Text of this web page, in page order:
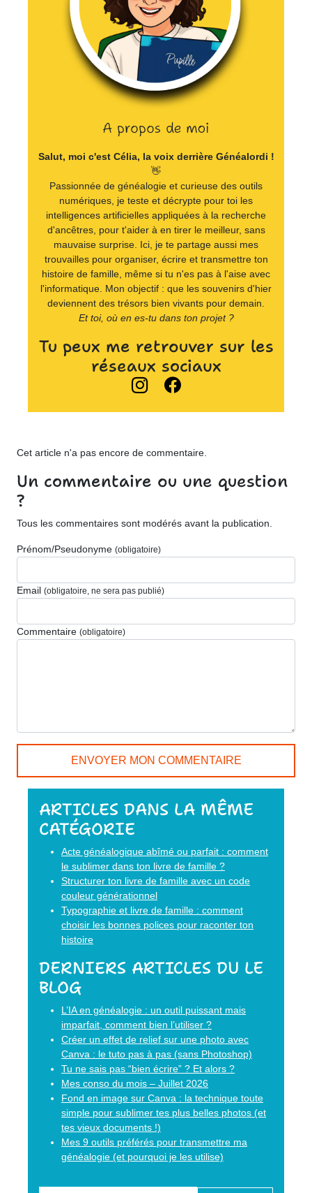
A propos de moi
Salut, moi c'est Célia, la voix derrière Généalordi !
👋
Passionnée de généalogie et curieuse des outils
numériques, je teste et décrypte pour toi les
intelligences artificielles appliquées à la recherche
d'ancêtres, pour t'aider à en tirer le meilleur, sans
mauvaise surprise. Ici, je te partage aussi mes
trouvailles pour organiser, écrire et transmettre ton
histoire de famille, même si tu n'es pas à l'aise avec
l'informatique. Mon objectif : que les souvenirs d'hier
deviennent des trésors bien vivants pour demain.
Et toi, où en es-tu dans ton projet ?
Tu peux me retrouver sur les
réseaux sociaux
Cet article n'a pas encore de commentaire.
Un commentaire ou une question
?
Tous les commentaires sont modérés avant la publication.
Prénom/Pseudonyme (obligatoire)
Email (obligatoire, ne sera pas publié)
Commentaire (obligatoire)
ARTICLES DANS LA MÊME
CATÉGORIE
Acte généalogique abîmé ou parfait : comment
le sublimer dans ton livre de famille ?
Structurer ton livre de famille avec un code
couleur générationnel
Typographie et livre de famille : comment
choisir les bonnes polices pour raconter ton
histoire
DERNIERS ARTICLES DU LE
BLOG
L’IA en généalogie : un outil puissant mais
imparfait, comment bien l’utiliser ?
Créer un effet de relief sur une photo avec
Canva : le tuto pas à pas (sans Photoshop)
Tu ne sais pas “bien écrire” ? Et alors ?
Mes conso du mois – Juillet 2026
Fond en image sur Canva : la technique toute
simple pour sublimer tes plus belles photos (et
tes vieux documents !)
Mes 9 outils préférés pour transmettre ma
généalogie (et pourquoi je les utilise)